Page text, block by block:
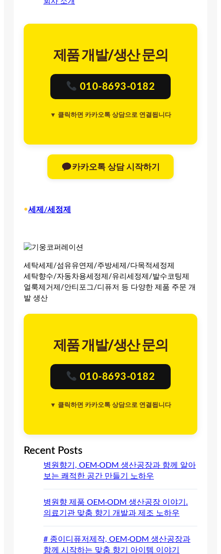
제품 개발/생산 문의
010-8693-0182
▼ 클릭하면 카카오톡 상담으로 연결됩니다
카카오톡 상담 시작하기
•세제/세정제
세탁세제/섬유유연제/주방세제/다목적세정제
세탁향수/자동차용세정제/유리세정제/발수코팅제
얼룩제거제/안티포그/디퓨저 등 다양한 제품 주문 개
발 생산
제품 개발/생산 문의
010-8693-0182
▼ 클릭하면 카카오톡 상담으로 연결됩니다
Recent Posts
병원향기, OEM·ODM 생산공장과 함께 알아
보는 쾌적한 공간 만들기 노하우
병원향 제품 OEM·ODM 생산공장 이야기.
의료기관 맞춤 향기 개발과 제조 노하우
# 종이디퓨저제작, OEM·ODM 생산공장과
함께 시작하는 맞춤 향기 아이템 이야기